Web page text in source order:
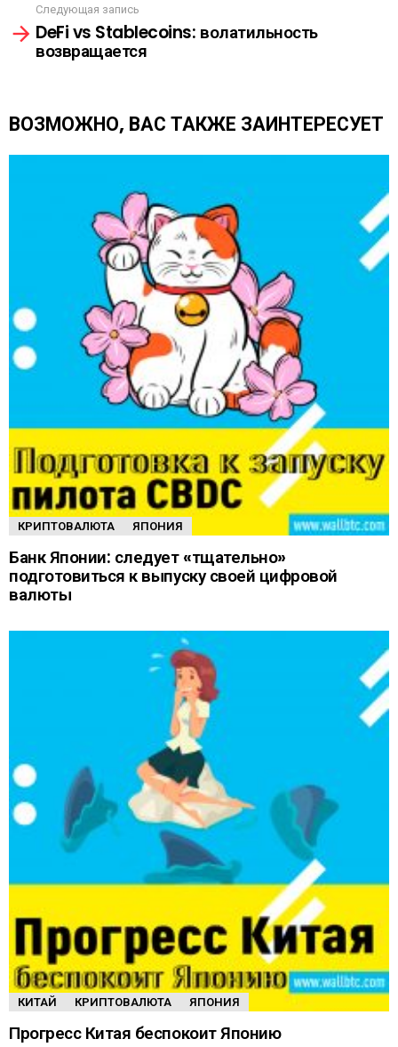
т
е
Следующая запись
DeFi vs Stablecoins: волатильность
возвращается
ВОЗМОЖНО, ВАС ТАКЖЕ ЗАИНТЕРЕСУЕТ
КРИПТОВАЛЮТА ЯПОНИЯ
Банк Японии: следует «тщательно»
подготовиться к выпуску своей цифровой
валюты
КИТАЙ КРИПТОВАЛЮТА ЯПОНИЯ
Прогресс Китая беспокоит Японию